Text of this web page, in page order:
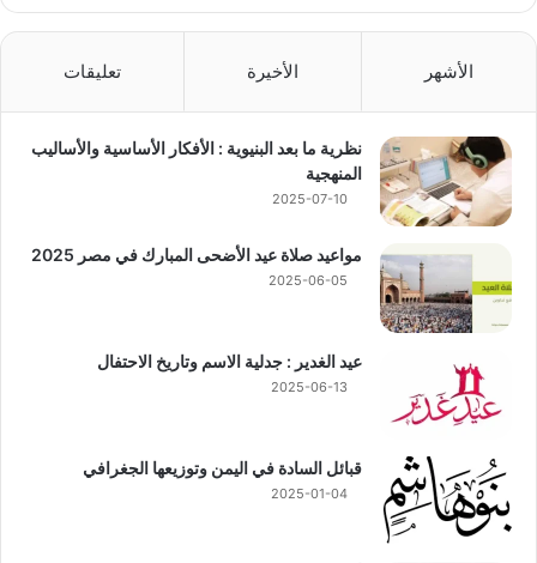
الأشهر الأخيرة تعليقات
نظرية ما بعد البنيوية : الأفكار الأساسية والأساليب
المنهجية
2025-07-10
مواعيد صلاة عيد الأضحى المبارك في مصر 2025
2025-06-05
عيد الغدير : جدلية الاسم وتاريخ الاحتفال
2025-06-13
قبائل السادة في اليمن وتوزيعها الجغرافي
2025-01-04